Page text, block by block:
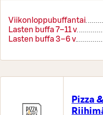
Viikonloppubuffantai
Lasten buffa 7–11 v
Lasten buffa 3–6 v
Pizza